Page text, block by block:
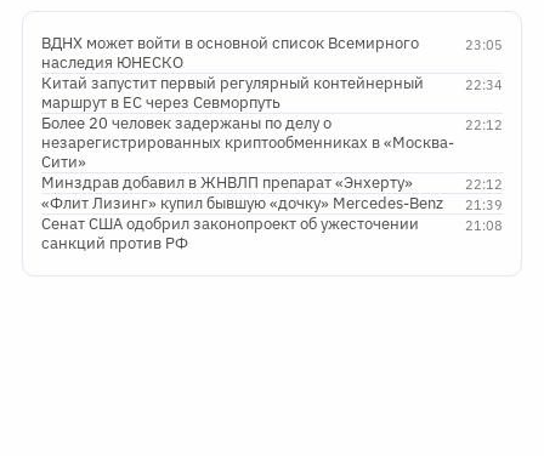
23:05
ВДНХ может войти в основной список Всемирного
наследия ЮНЕСКО
22:34
Китай запустит первый регулярный контейнерный
маршрут в ЕС через Севморпуть
22:12
Более 20 человек задержаны по делу о
незарегистрированных криптообменниках в «Москва-
Сити»
22:12
Минздрав добавил в ЖНВЛП препарат «Энхерту»
21:39
«Флит Лизинг» купил бывшую «дочку» Mercedes-Benz
21:08
Сенат США одобрил законопроект об ужесточении
санкций против РФ